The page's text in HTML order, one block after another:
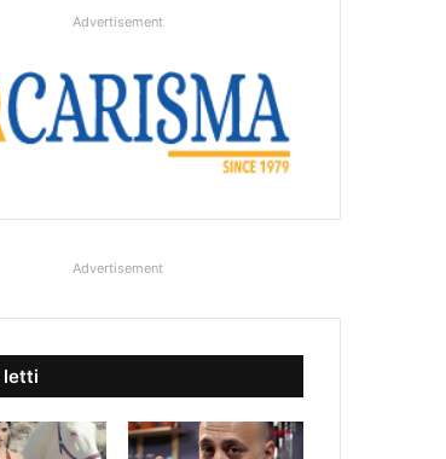
Advertisement
Advertisement
letti